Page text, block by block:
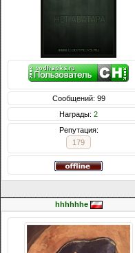
Сообщений: 99
Награды: 2
Репутация:
179
hhhhhhe